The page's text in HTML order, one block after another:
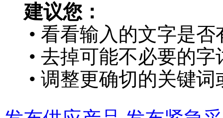
建议您：
• 看看输入的文字是否
• 去掉可能不必要的字
• 调整更确切的关键